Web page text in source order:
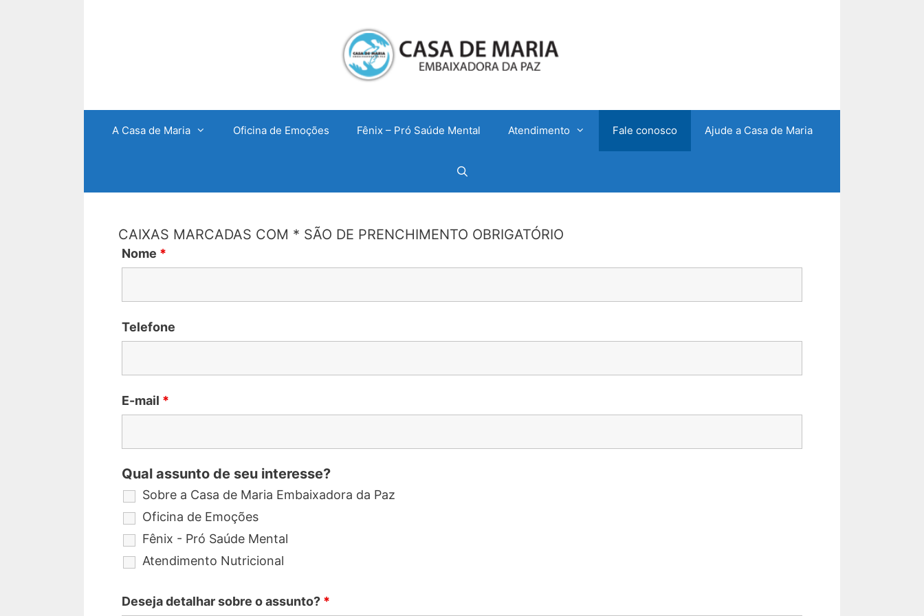
A Casa de Maria Oficina de Emoções Fênix – Pró Saúde Mental Atendimento Fale conosco Ajude a Casa de Maria
CAIXAS MARCADAS COM * SÃO DE PRENCHIMENTO OBRIGATÓRIO
Nome *
Telefone
E-mail *
Qual assunto de seu interesse?
Sobre a Casa de Maria Embaixadora da Paz
Oficina de Emoções
Fênix - Pró Saúde Mental
Atendimento Nutricional
Deseja detalhar sobre o assunto? *